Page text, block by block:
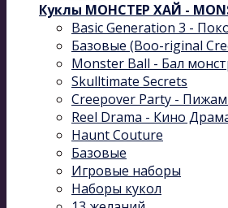
Куклы МОНСТЕР ХАЙ -
Basic Generation 3 -
Базовые (Boo-riginal
Monster Ball - Бал
Skulltimate Secrets
Creepover Party -
Reel Drama - Кино
Haunt Couture
Базовые
Игровые наборы
Наборы кукол